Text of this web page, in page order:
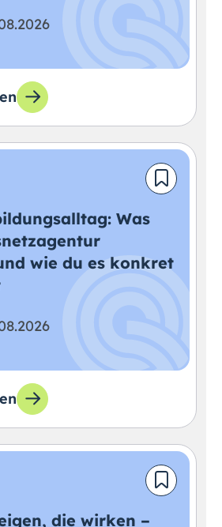
Was
wie du es konkret
die wirken –